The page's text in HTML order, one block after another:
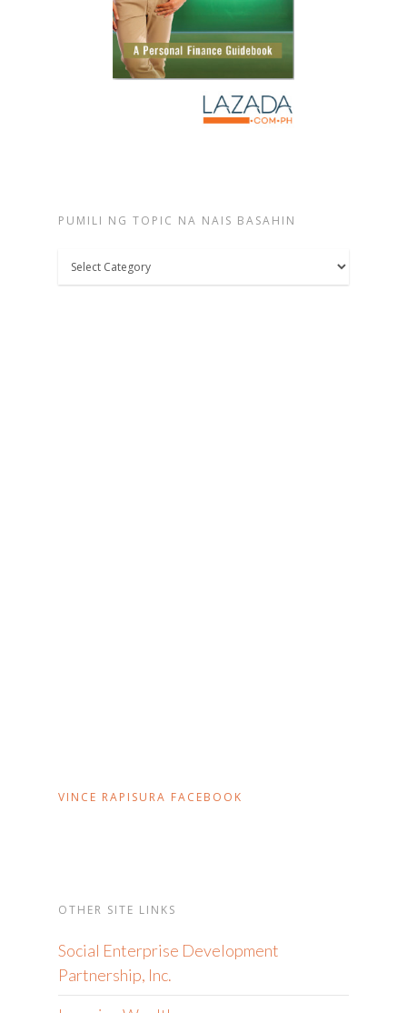
PUMILI NG TOPIC NA NAIS BASAHIN
Pumili
ng
VINCE RAPISURA FACEBOOK
OTHER SITE LINKS
Social Enterprise Development
Partnership, Inc.